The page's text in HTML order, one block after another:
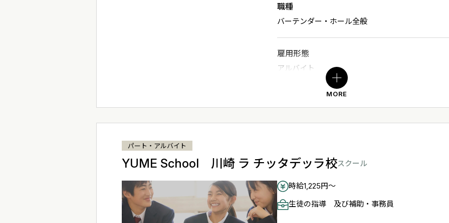
下記応募フォーム、またはお電話でご応募くださ
お問い合わせ
担当：高橋（タカハシ）
電話番号：
Web応募はこちら
MORE
職種
バーテンダー・ホール全般
雇用形態
アルバイト
給与・時給
応募方法
パート・アルバイト
YUME School 川崎 ラ チッタデッラ校スクール
時給1,225円～
生徒の指導 及び補助・事務員